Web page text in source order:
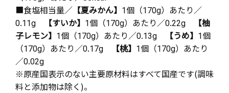
■食塩相当量／ 【夏みかん】 1個（170g）あたり／
0.11g
【すいか】 1個（170g）あたり／0.22g
【柚
子レモン】 1個（170g）あたり／0.13g 【うめ】 1個
（170g）あたり／0.17g
【桃】 1個（170g）あたり
／0.02g
※原産国表示のない主要原材料はすべて国産です(調味
料と添加物は除く)。